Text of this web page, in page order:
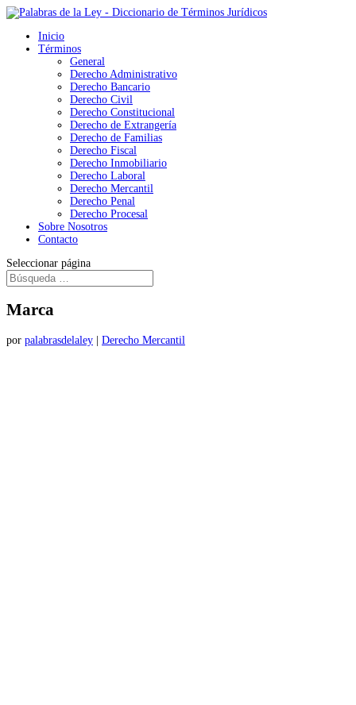
Inicio
Términos
General
Derecho Administrativo
Derecho Bancario
Derecho Civil
Derecho Constitucional
Derecho de Extrangería
Derecho de Familias
Derecho Fiscal
Derecho Inmobiliario
Derecho Laboral
Derecho Mercantil
Derecho Penal
Derecho Procesal
Sobre Nosotros
Contacto
Seleccionar página
Marca
por palabrasdelaley Derecho Mercantil